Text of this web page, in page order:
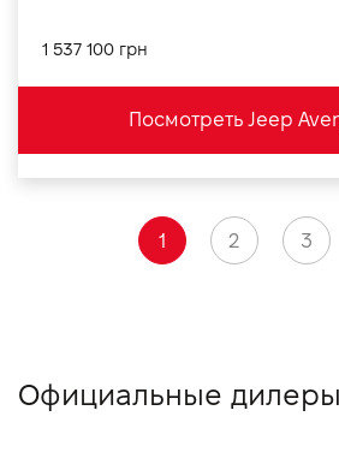
1 537 100 грн
Посмотреть Jeep
1 2 3
Официальные дилеры